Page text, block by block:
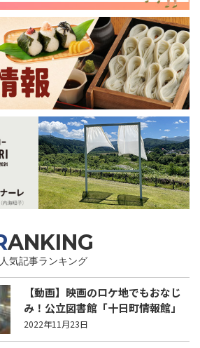
RANKING
人気記事ランキング
【動画】映画のロケ地でもおなじ
み！公立図書館「十日町情報館」
2022年11月23日